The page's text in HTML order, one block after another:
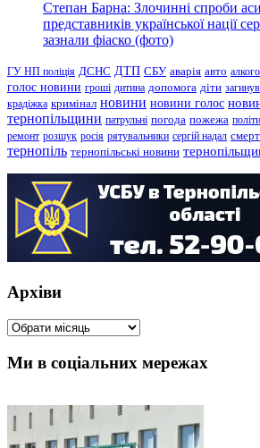
Степан Барна: Злочинні спроби
представників української нації
зазнали фіаско (фото)
ГУ НП поліція ДСНС ДТП СБУ аварія авто
голос новини гроші дитина допомога діти загинув
крадіжка кримінал новини новини голос
тернопільщини патрульні погода пожежа
ремонт розшук росія рятувальники сергій надал
тернопіль тернопільські новини
Архіви
Архіви
Ми в соціальних мережах